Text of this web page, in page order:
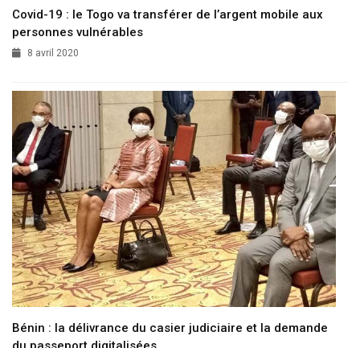
Covid-19 : le Togo va transférer de l’argent mobile aux
personnes vulnérables
8 avril 2020
Bénin : la délivrance du casier judiciaire et la demande